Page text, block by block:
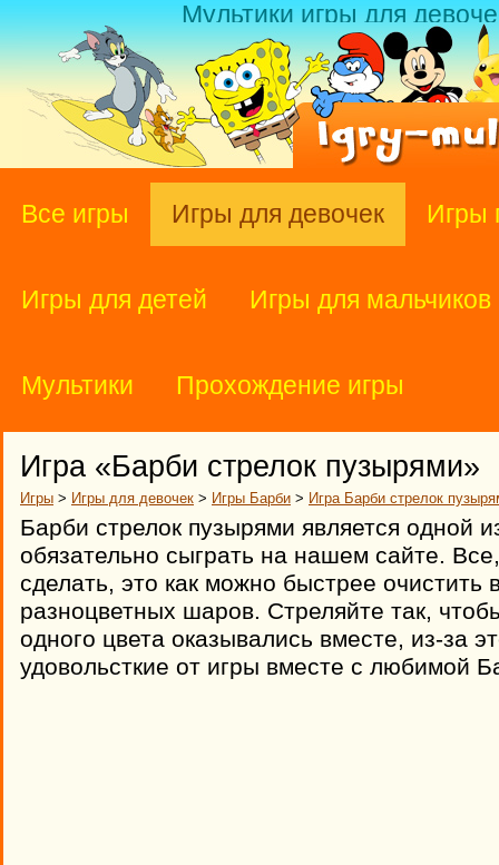
Мультики игры для
Все игры Игры для девочек Игры
Игры для детей Игры для мальчиков
Мультики Прохождение игры
Игра «Барби стрелок пузырями»
Игры > Игры для девочек > Игры Барби > Игра Барби стрелок
Барби стрелок пузырями является одной
обязательно сыграть на нашем сайте.
сделать, это как можно быстрее очистить
разноцветных шаров. Стреляйте так,
одного цвета оказывались вместе, из-за
удовольсткие от игры вместе с любимой